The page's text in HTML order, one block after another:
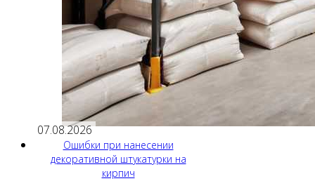
07.08.2026
Ошибки при нанесении
декоративной штукатурки на
кирпич